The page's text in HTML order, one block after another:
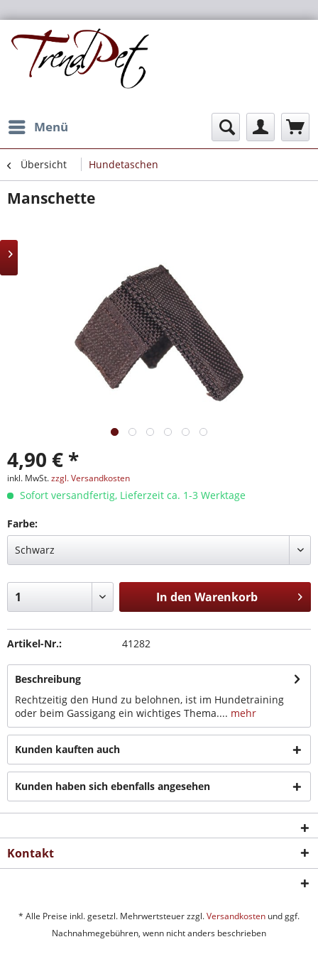
Menü
Übersicht Hundetaschen
Manschette
4,90 € *
inkl. MwSt.zzgl. Versandkosten
Sofort versandfertig, Lieferzeit ca. 1-3 Werktage
Farbe:
In den Warenkorb
Artikel-Nr.: 41282
Beschreibung
Rechtzeitig den Hund zu belohnen, ist im Hundetraining
oder beim Gassigang ein wichtiges Thema.... mehr
Kunden kauften auch
Kunden haben sich ebenfalls angesehen
Kontakt
* Alle Preise inkl. gesetzl. Mehrwertsteuer zzgl.Versandkosten und ggf.
Nachnahmegebühren, wenn nicht anders beschrieben